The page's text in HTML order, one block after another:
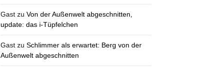
Gast zuVon der Außenwelt abgeschnitten,
update: das i-Tüpfelchen
Gast zuSchlimmer als erwartet: Berg von der
Außenwelt abgeschnitten